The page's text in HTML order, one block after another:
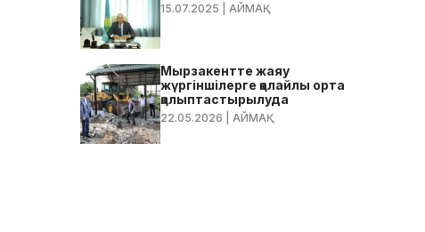
15.07.2025 | АЙМАҚ
Мырзакентте жаяу
жүргіншілерге қолайлы орта
қалыптастырылуда
22.05.2026 | АЙМАҚ